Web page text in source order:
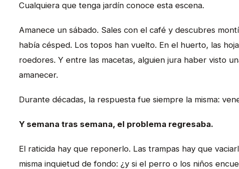
Cualquiera que tenga jardín conoce esta escena.
Amanece un sábado. Sales con el café y descubres
había césped. Los topos han vuelto. En el huerto, las
roedores. Y entre las macetas, alguien jura haber visto
amanecer.
Durante décadas, la respuesta fue siempre la misma:
Y semana tras semana, el problema regresaba.
El raticida hay que reponerlo. Las trampas hay que
misma inquietud de fondo: ¿y si el perro o los niños